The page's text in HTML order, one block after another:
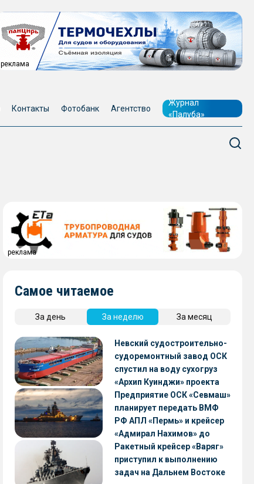
реклама
Контакты Фотобанк Агентство
Журнал
«Палуба»
реклама
Самое читаемое
За день За неделю За месяц
Невский судостроительно-
судоремонтный завод ОСК
спустил на воду сухогруз
«Архип Куинджи» проекта
RSD59
Предприятие ОСК «Севмаш»
планирует передать ВМФ
РФ АПЛ «Пермь» и крейсер
«Адмирал Нахимов» до
конца 2026 года
Ракетный крейсер «Варяг»
приступил к выполнению
задач на Дальнем Востоке